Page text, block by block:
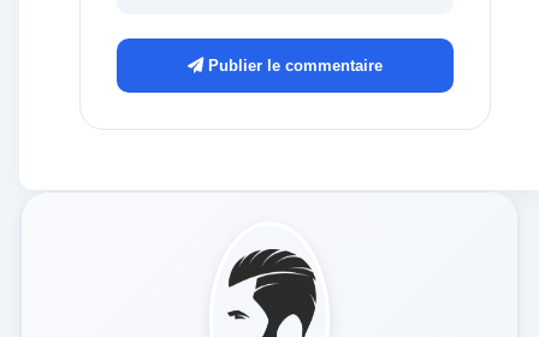
Publier le commentaire